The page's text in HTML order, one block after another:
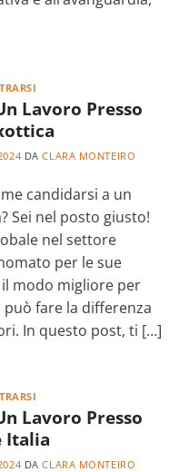
Lavoro Presso
DACLARA MONTEIRO
candidarsi a un
Sei nel posto giusto!
nel settore
per le sue
modo migliore per
fare la differenza
In questo post, ti […]
Lavoro Presso
Italia
DACLARA MONTEIRO